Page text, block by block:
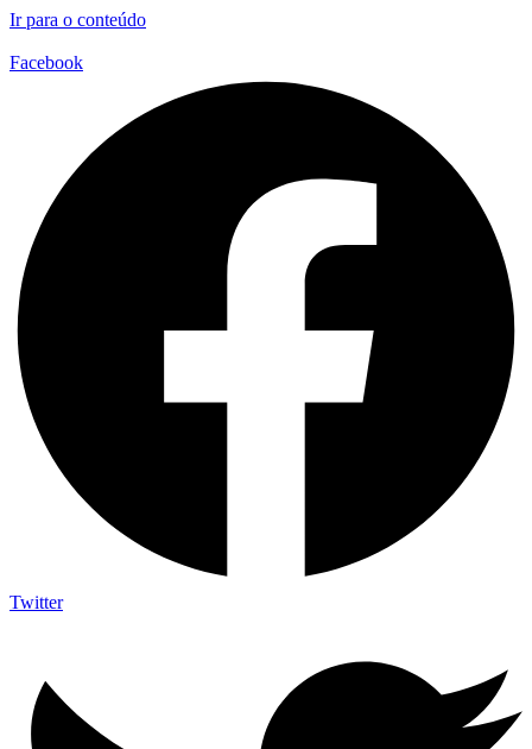
Ir para o conteúdo
Facebook
Twitter